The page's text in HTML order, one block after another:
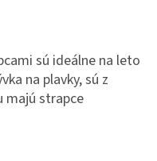
sú ideálne na leto
na plavky, sú z
majú strapce